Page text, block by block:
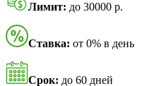
Лимит: до 30000 р.
Ставка: от 0% в день
Срок: до 60 дней